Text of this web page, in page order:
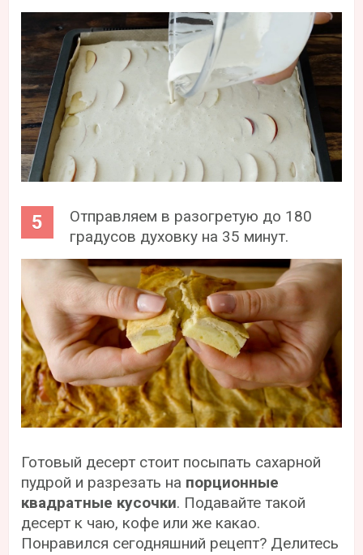
Отправляем в разогретую до 180
градусов духовку на 35 минут.
Готовый десерт стоит посыпать сахарной
пудрой и разрезать на порционные
квадратные кусочки. Подавайте такой
десерт к чаю, кофе или же какао.
Понравился сегодняшний рецепт? Делитесь